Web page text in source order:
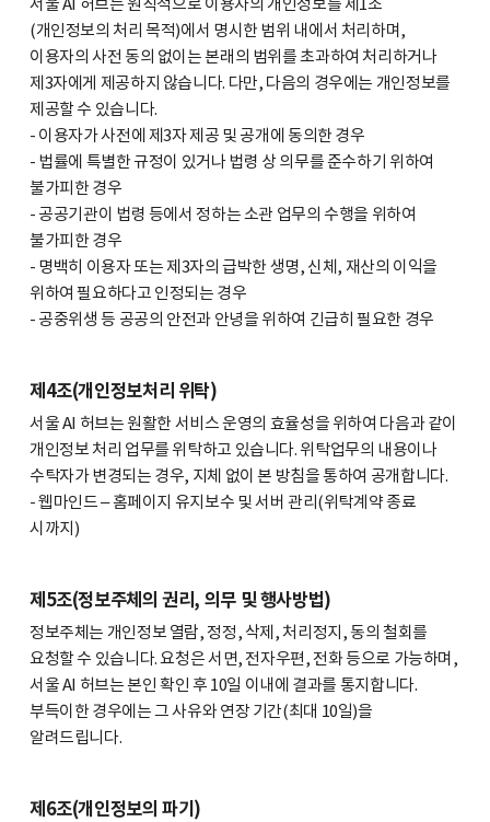
(개인정보의 처리 목적)에서 명시한 범위 내에서 처리하며,
이용자의 사전 동의 없이는 본래의 범위를 초과하여 처리하거나
제3자에게 제공하지 않습니다. 다만, 다음의 경우에는 개인정보를
제공할 수 있습니다.
- 이용자가 사전에 제3자 제공 및 공개에 동의한 경우
- 법률에 특별한 규정이 있거나 법령 상 의무를 준수하기 위하여
불가피한 경우
- 공공기관이 법령 등에서 정하는 소관 업무의 수행을 위하여
불가피한 경우
- 명백히 이용자 또는 제3자의 급박한 생명, 신체, 재산의 이익을
위하여 필요하다고 인정되는 경우
- 공중위생 등 공공의 안전과 안녕을 위하여 긴급히 필요한 경우
제4조(개인정보처리 위탁)
서울 AI 허브는 원활한 서비스 운영의 효율성을 위하여 다음과 같이
개인정보 처리 업무를 위탁하고 있습니다. 위탁업무의 내용이나
수탁자가 변경되는 경우, 지체 없이 본 방침을 통하여 공개합니다.
- 웹마인드 – 홈페이지 유지보수 및 서버 관리(위탁계약 종료
시까지)
제5조(정보주체의 권리, 의무 및 행사방법)
정보주체는 개인정보 열람, 정정, 삭제, 처리정지, 동의 철회를
요청할 수 있습니다. 요청은 서면, 전자우편, 전화 등으로 가능하며,
서울 AI 허브는 본인 확인 후 10일 이내에 결과를 통지합니다.
부득이한 경우에는 그 사유와 연장 기간(최대 10일)을
알려드립니다.
제6조(개인정보의 파기)